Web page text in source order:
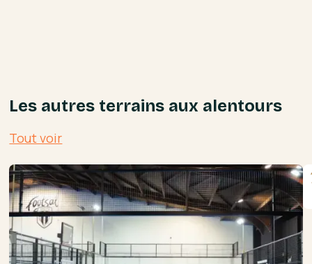
Les autres terrains aux alentours
Tout voir